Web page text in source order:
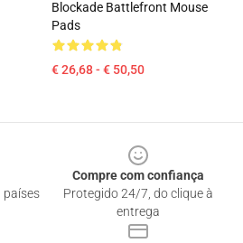
Blockade Battlefront Mouse
Pads
€ 26,68 - € 50,50
países
Compre com confiança
Protegido 24/7, do clique à
entrega